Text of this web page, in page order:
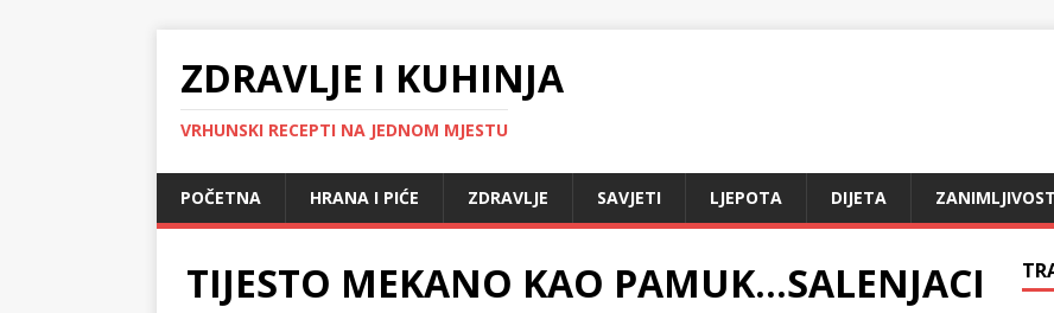
ZDRAVLJE I KUHINJA
VRHUNSKI RECEPTI NA JEDNOM MJESTU
POČETNA HRANA I PIĆE ZDRAVLJE SAVJETI LJEPOTA DIJETA
TIJESTO MEKANO KAO PAMUK…SALENJACI